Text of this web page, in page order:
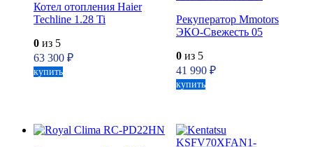
Котел отопления Haier
Techline 1.28 Ti
0 из 5
63 300 ₽
купить
Рекуператор Mmotors
ЭКО-Свежесть 05
0из 5
41 990 ₽
купить